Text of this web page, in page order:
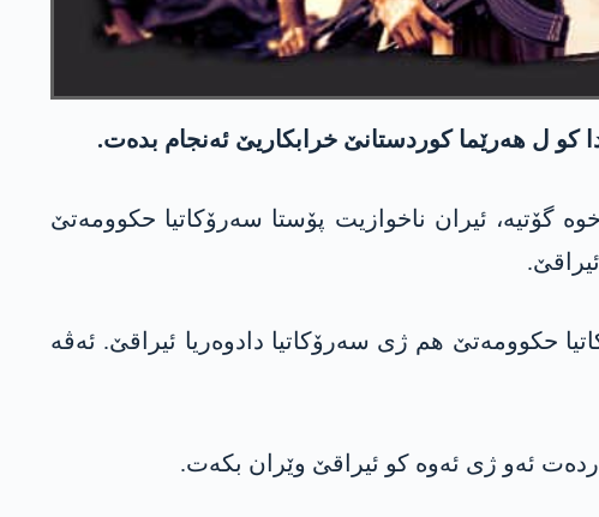
دا کو ل ھەرێما کوردستانێ خرابکاریێ ئەنجام بدەت.
گۆتیە، ئیران ناخوازیت پۆستا سەرۆکاتیا حکوومەتێ
حکوومەتێ ھم ژی سەرۆکاتیا دادوەریا ئیراقێ. ئەڤە
ئەو ژی ئەوە کو ئیراقێ وێران بکەت.